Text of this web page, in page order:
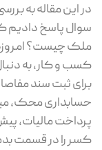
در این مقاله به
سوال پاسخ دادیم
ملک چیست؟
کسب و کار، به
برای ثبت سند
حسابداری محک،
پرداخت مالیات،
کسر را در قسمت